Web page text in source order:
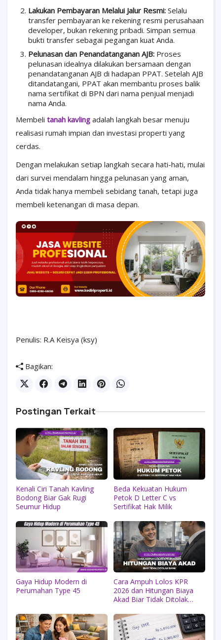
Lakukan Pembayaran Melalui Jalur Resmi: Selalu
transfer pembayaran ke rekening resmi perusahaan
developer, bukan rekening pribadi. Simpan semua
bukti transfer sebagai pegangan kuat Anda.
Pelunasan dan Penandatanganan AJB: Proses
pelunasan idealnya dilakukan bersamaan dengan
penandatanganan AJB di hadapan PPAT. Setelah AJB
ditandatangani, PPAT akan membantu proses balik
nama sertifikat di BPN dari nama penjual menjadi
nama Anda.
Membeli tanah kavling adalah langkah besar menuju
realisasi rumah impian dan investasi properti yang
cerdas.
Dengan melakukan setiap langkah secara hati-hati, mulai
dari survei mendalam hingga pelunasan yang aman,
Anda tidak hanya membeli sebidang tanah, tetapi juga
membeli ketenangan di masa depan.
Penulis: R.A Keisya (ksy)
Bagikan:
Postingan Terkait
Kenali Ciri Tanah Kavling
Bodong Biar Gak Rugi
Seumur Hidup
Beda Kekuatan Hukum
Petok D Letter C vs
Sertifikat Hak Milik
Gaya Hidup Modern di
Perumahan Type 45
Cara Ampuh Lolos KPR
2026 dan Hitungan Biaya
Akad Biar Tidak Ditolak